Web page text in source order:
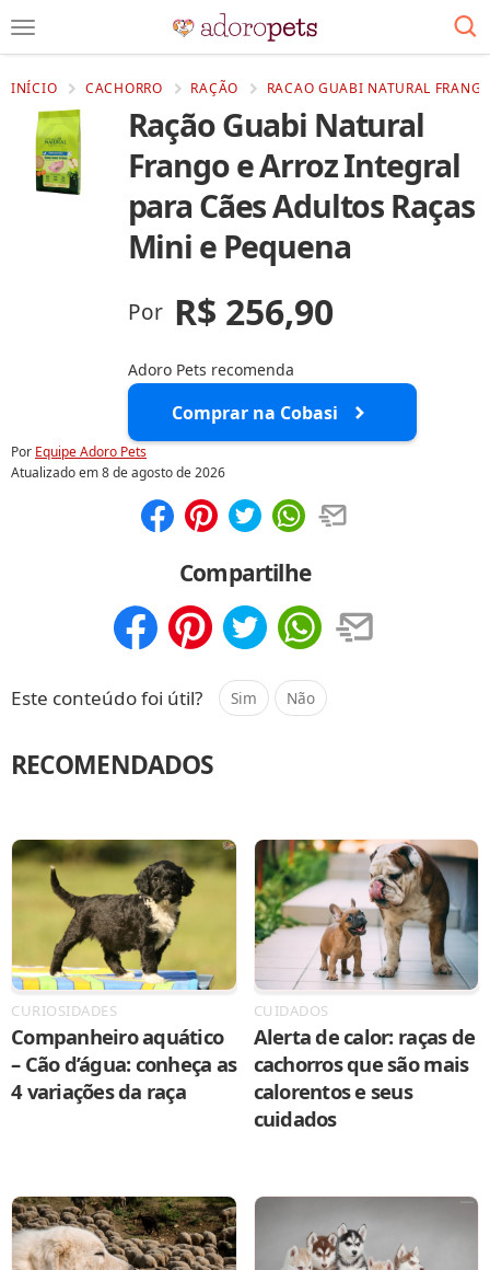
INÍCIO CACHORRO RAÇÃO RACAO GUABI NATURAL
Ração Guabi Natural
Frango e Arroz Integral
para Cães Adultos Raças
Mini e Pequena
Por R$ 256,90
Adoro Pets recomenda
Comprar na Cobasi
Por Equipe Adoro Pets
Atualizado em8 de agosto de 2026
Compartilhe
Este conteúdo foi útil? Sim Não
RECOMENDADOS
CURIOSIDADES
Companheiro aquático
– Cão d’água: conheça as
4 variações da raça
CUIDADOS
Alerta de calor: raças de
cachorros que são mais
calorentos e seus
cuidados